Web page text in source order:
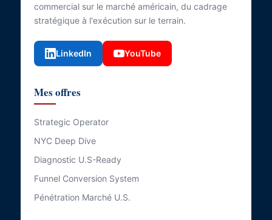
commercial sur le marché américain, du cadrage
stratégique à l'exécution sur le terrain.
LinkedIn YouTube
Mes offres
Strategic Operator
NYC Deep Dive
Diagnostic U.S-Ready
Funnel Conversion System
Pénétration Marché U.S.